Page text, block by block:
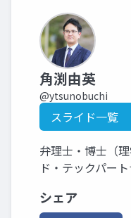
角渕由英
@ytsunobuchi
スライド一覧
弁理士・博士（
ド・テックパー
シェア